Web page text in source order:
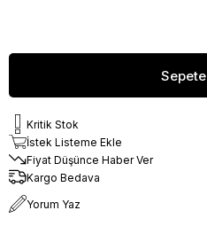
Kritik Stok
İstek Listeme Ekle
Fiyat Düşünce Haber Ver
Kargo Bedava
Yorum Yaz